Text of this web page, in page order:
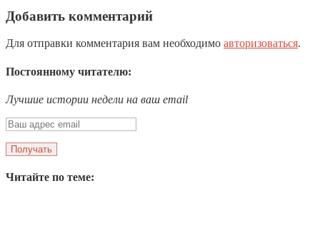
Добавить комментарий
Для отправки комментария вам необходимо авторизоваться.
Постоянному читателю:
Лучшие истории недели на ваш email
Читайте по теме: